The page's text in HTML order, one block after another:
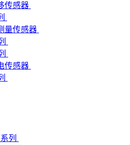
传感器
量传感器
传感器
列